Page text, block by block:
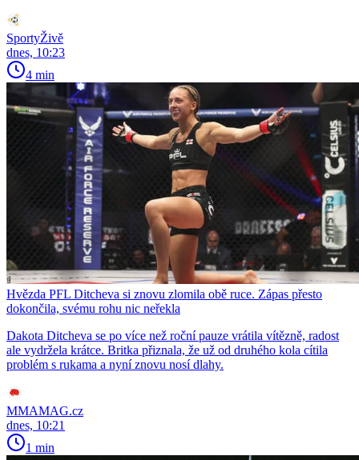
SportyŽivě
dnes, 10:23
4 min
Hvězda PFL Ditcheva si znovu zlomila obě ruce. Zápas přesto
dokončila, svému rohu nic neřekla
Dakota Ditcheva se po více než roční pauze vrátila vítězně, radost
ale vydržela krátce. Britka přiznala, že už od druhého kola cítila
problém s rukama a nyní znovu nosí dlahy.
MMAMAG.cz
dnes, 10:21
1 min